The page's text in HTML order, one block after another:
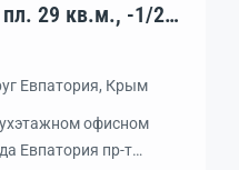
29 кв.м., -1/2
Евпатория, Крым
офисном
Евпатория пр-т